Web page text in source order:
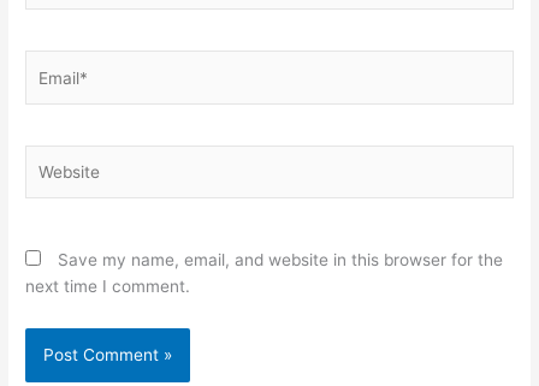
Save my name, email, and website in this browser for the
next time I comment.